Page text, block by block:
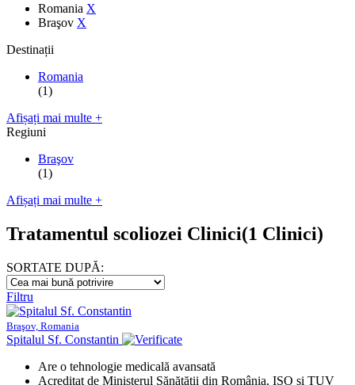
Romania X
Braşov X
Destinații
Romania
(1)
Afișați mai multe +
Regiuni
Braşov
(1)
Afișați mai multe +
Tratamentul scoliozei Clinici(1 Clinici)
SORTATE DUPĂ:
Filtru
Braşov, Romania
Spitalul Sf. Constantin
Are o tehnologie medicală avansată
Acreditat de Ministerul Sănătății din România, ISO și TUV